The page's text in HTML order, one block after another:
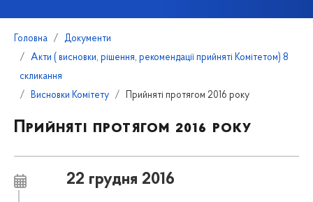
Головна
Документи
Акти ( висновки, рішення, рекомендації прийняті Комітетом) 8
скликання
Висновки Комітету
Прийняті протягом 2016 року
Прийняті протягом 2016 року
22 грудня 2016